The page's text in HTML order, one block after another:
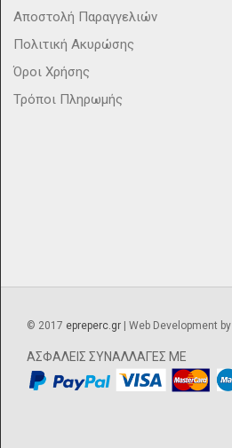
Αποστολή Παραγγελιών
Πολιτική Ακυρώσης
Όροι Χρήσης
Τρόποι Πληρωμής
© 2017 epreperc.gr | Web Development by
ΑΣΦΑΛΕΙΣ ΣΥΝΑΛΛΑΓΕΣ ΜΕ